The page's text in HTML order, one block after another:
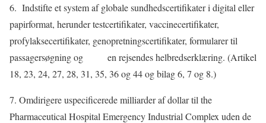
6. Indstifte et system af globale sundhedscertifikater i digital eller
papirformat, herunder testcertifikater, vaccinecertifikater,
profylaksecertifikater, genopretningscertifikater, formularer til
passagersøgning og en rejsendes helbredserklæring. (Artikel
18, 23, 24, 27, 28, 31, 35, 36 og 44 og bilag 6, 7 og 8.)
7. Omdirigere uspecificerede milliarder af dollar til the
Pharmaceutical Hospital Emergency Industrial Complex uden de